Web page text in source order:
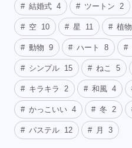
結婚式 4 ツートン 2
空 10 星 11 植物
動物 9 ハート 8
シンプル 15 ねこ 5
キラキラ 2 和風 4
かっこいい 4 冬 2
パステル 12 月 3